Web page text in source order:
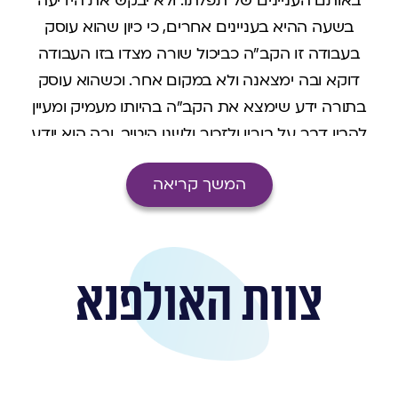
בשעה ההיא בעניינים אחרים, כי כיון שהוא עוסק
בעבודה זו הקב"ה כביכול שורה מצדו בזו העבודה
דוקא ובה ימצאנה ולא במקום אחר. וכשהוא עוסק
בתורה ידע שימצא את הקב"ה בהיותו מעמיק ומעיין
להבין דבר על בוריו ולזכור ולשנן היטיב, ובה הוא יודע
אותו יתברך בתורתו ולא באופן אחר, כי בשעה זו הוא
מתגלה בעבודה זו. וכן בהיותו עסוק בגמילות חסדים
להיטיב לחברו, אז יבקש את הקב"ה רק בהעמקת עצה
הדברים שעושה הרי באמת אין דבר בעולם שאינו
לכבודו יתברך, ע"כ כל מה שעושה יהיה הכל דברי
מצוותו ורצונו, ויבקש בהם את שמו יתברך,כשישתדל
בכל שכלו וכוחותיו לעשות את מה שהוא עושה בתכלית
המשך קריאה
צוות האולפנא